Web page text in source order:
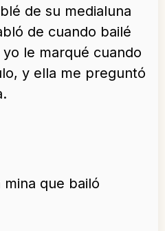
de su medialuna
de cuando bailé
le marqué cuando
y ella me preguntó
mina que bailó